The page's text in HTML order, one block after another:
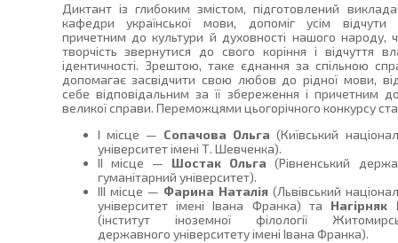
Диктант із глибоким змістом, підготовлений
кафедри української мови, допоміг усім відчути
причетним до культури й духовності нашого народу,
творчість звернутися до свого коріння і відчуття
ідентичності. Зрештою, таке єднання за спільною
допомагає засвідчити свою любов до рідної мови,
себе відповідальним за її збереження і причетним до
великої справи. Переможцями цьогорічного конкурсу
І місце — Сопачова Ольга (Київський
університет імені Т. Шевченка).
ІІ місце — Шостак Ольга (Рівненський
гуманітарний університет).
ІІІ місце — Фарина Наталія(Львівський
університет імені Івана Франка) та Нагірняк
(інститут іноземної філології
державного університету імені Івана Франка).